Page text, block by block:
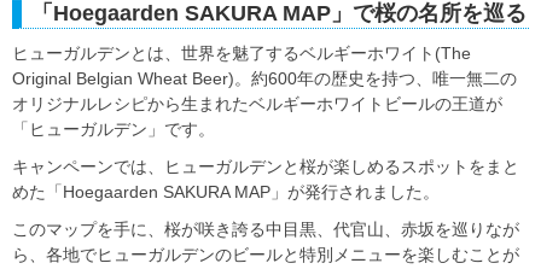
「Hoegaarden SAKURA MAP」で桜の名所を巡る
ヒューガルデンとは、世界を魅了するベルギーホワイト(The
Original Belgian Wheat Beer)。約600年の歴史を持つ、唯一無二の
オリジナルレシピから生まれたベルギーホワイトビールの王道が
「ヒューガルデン」です。
キャンペーンでは、ヒューガルデンと桜が楽しめるスポットをまと
めた「Hoegaarden SAKURA MAP」が発行されました。
このマップを手に、桜が咲き誇る中目黒、代官山、赤坂を巡りなが
ら、各地でヒューガルデンのビールと特別メニューを楽しむことが